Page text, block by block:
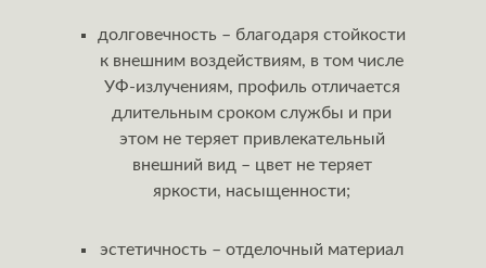
долговечность – благодаря стойкости
к внешним воздействиям, в том числе
УФ-излучениям, профиль отличается
длительным сроком службы и при
этом не теряет привлекательный
внешний вид – цвет не теряет
яркости, насыщенности;
эстетичность – отделочный материал